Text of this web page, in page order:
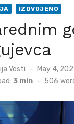
IZDVOJENO
Vesti
Posted
May 4,
3 min - 506